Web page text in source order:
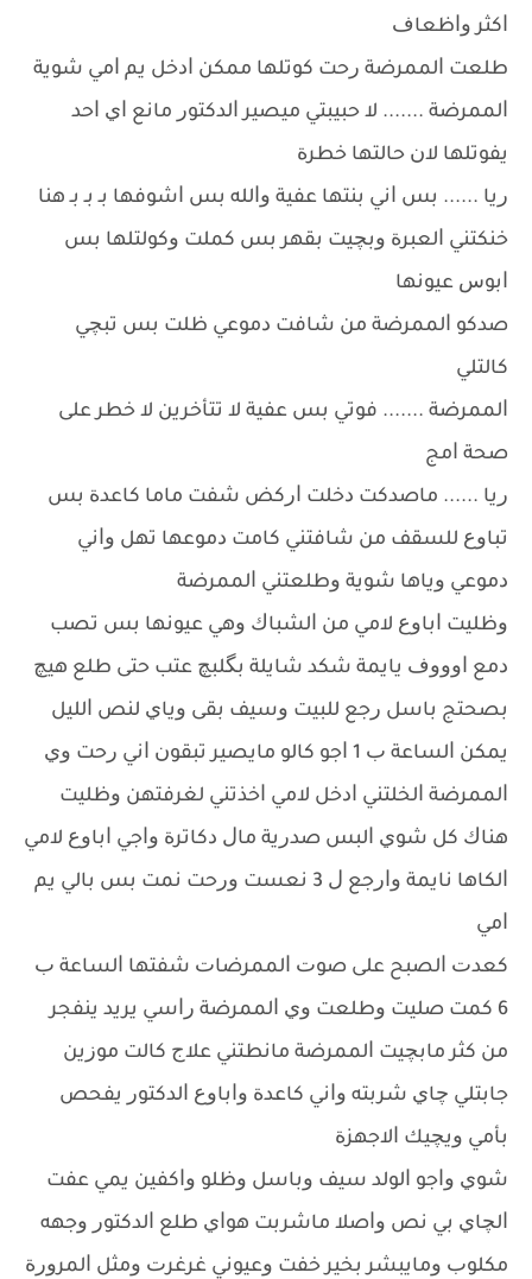
ﺍﻛﺜﺮ ﻭﺍﻇﻌﺎﻑ
ﻃﻠﻌﺖ ﺍﻟﻤﻤﺮﺿﺔ ﺭﺣﺖ ﻛﻮﺗﻠﻬﺎ ﻣﻤﻜﻦ ﺍﺩﺧﻞ ﻳﻢ ﺍﻣﻲ ﺷﻮﻳﺔ
ﺍﻟﻤﻤﺮﺿﺔ ....... ﻻ ﺣﺒﻴﺒﺘﻲ ﻣﻴﺼﻴﺮ ﺍﻟﺪﻛﺘﻮﺭ ﻣﺎﻧﻊ ﺍﻱ ﺍﺣﺪ
ﻳﻔﻮﺗﻠﻬﺎ ﻻﻥ ﺣﺎﻟﺘﻬﺎ ﺧﻄﺮﺓ
ﺭﻳﺎ ...... ﺑﺲ ﺍﻧﻲ ﺑﻨﺘﻬﺎ ﻋﻔﻴﺔ ﻭﺍﻟﻠﻪ ﺑﺲ ﺍﺷﻮﻓﻬﺎ ﺑـ ﺑـ ﺑـ ﻫﻨﺎ
ﺧﻨﻜﺘﻨﻲ ﺍﻟﻌﺒﺮﺓ ﻭﺑﭽﻴﺖ ﺑﻘﻬﺮ ﺑﺲ ﻛﻤﻠﺖ ﻭﻛﻮﻟﺘﻠﻬﺎ ﺑﺲ
ﺍﺑﻮﺱ ﻋﻴﻮﻧﻬﺎ
ﺻﺪﻛﻮ ﺍﻟﻤﻤﺮﺿﺔ ﻣﻦ ﺷﺎﻓﺖ ﺩﻣﻮﻋﻲ ﻇﻠﺖ ﺑﺲ ﺗﺒﭽﻲ
ﻛﺎﻟﺘﻠﻲ
ﺍﻟﻤﻤﺮﺿﺔ ....... ﻓﻮﺗﻲ ﺑﺲ ﻋﻔﻴﺔ ﻻ ﺗﺘﺄﺧﺮﻳﻦ ﻻ ﺧﻄﺮ ﻋﻠﻰ
ﺻﺤﺔ ﺍﻣﺞ
ﺭﻳﺎ ...... ﻣﺎﺻﺪﻛﺖ ﺩﺧﻠﺖ ﺍﺭﻛﺾ ﺷﻔﺖ ﻣﺎﻣﺎ ﻛﺎﻋﺪﺓ ﺑﺲ
ﺗﺒﺎﻭﻉ ﻟﻠﺴﻘﻒ ﻣﻦ ﺷﺎﻓﺘﻨﻲ ﻛﺎﻣﺖ ﺩﻣﻮﻋﻬﺎ ﺗﻬﻞ ﻭﺍﻧﻲ
ﺩﻣﻮﻋﻲ ﻭﻳﺎﻫﺎ ﺷﻮﻳﺔ ﻭﻃﻠﻌﺘﻨﻲ ﺍﻟﻤﻤﺮﺿﺔ
ﻭﻇﻠﻴﺖ ﺍﺑﺎﻭﻉ ﻻﻣﻲ ﻣﻦ ﺍﻟﺸﺒﺎﻙ ﻭﻫﻲ ﻋﻴﻮﻧﻬﺎ ﺑﺲ ﺗﺼﺐ
ﺩﻣﻊ ﺍﻭﻭﻭﻑ ﻳﺎﻳﻤﺔ ﺷﻜﺪ ﺷﺎﻳﻠﺔ ﺑﮕﻠﺒﭻ ﻋﺘﺐ ﺣﺘﻰ ﻃﻠﻊ ﻫﻴﭻ
ﺑﺼﺤﺘﺞ ﺑﺎﺳﻞ ﺭﺟﻊ ﻟﻠﺒﻴﺖ ﻭﺳﻴﻒ ﺑﻘﻰ ﻭﻳﺎﻱ ﻟﻨﺺ ﺍﻟﻠﻴﻞ
ﻳﻤﻜﻦ ﺍﻟﺴﺎﻋﺔ ﺏ 1 ﺍﺟﻮ ﻛﺎﻟﻮ ﻣﺎﻳﺼﻴﺮ ﺗﺒﻘﻮﻥ ﺍﻧﻲ ﺭﺣﺖ ﻭﻱ
ﺍﻟﻤﻤﺮﺿﺔ ﺍﻟﺨﻠﺘﻨﻲ ﺍﺩﺧﻞ ﻻﻣﻲ ﺍﺧﺬﺗﻨﻲ ﻟﻐﺮﻓﺘﻬﻦ ﻭﻇﻠﻴﺖ
ﻫﻨﺎﻙ ﻛﻞ ﺷﻮﻱ ﺍﻟﺒﺲ ﺻﺪﺭﻳﺔ ﻣﺎﻝ ﺩﻛﺎﺗﺮﺓ ﻭﺍﺟﻲ ﺍﺑﺎﻭﻉ ﻻﻣﻲ
ﺍﻟﻜﺎﻫﺎ ﻧﺎﻳﻤﺔ ﻭﺍﺭﺟﻊ ﻝ 3 ﻧﻌﺴﺖ ﻭﺭﺣﺖ ﻧﻤﺖ ﺑﺲ ﺑﺎﻟﻲ ﻳﻢ
ﺍﻣﻲ
ﻛﻌﺪﺕ ﺍﻟﺼﺒﺢ ﻋﻠﻰ ﺻﻮﺕ ﺍﻟﻤﻤﺮﺿﺎﺕ ﺷﻔﺘﻬﺎ ﺍﻟﺴﺎﻋﺔ ﺏ
6 ﻛﻤﺖ ﺻﻠﻴﺖ ﻭﻃﻠﻌﺖ ﻭﻱ ﺍﻟﻤﻤﺮﺿﺔ ﺭﺍﺳﻲ ﻳﺮﻳﺪ ﻳﻨﻔﺠﺮ
ﻣﻦ ﻛﺜﺮ ﻣﺎﺑﭽﻴﺖ ﺍﻟﻤﻤﺮﺿﺔ ﻣﺎﻧﻄﺘﻨﻲ ﻋﻼﺝ ﻛﺎﻟﺖ ﻣﻮﺯﻳﻦ
ﺟﺎﺑﺘﻠﻲ ﭼﺎﻱ ﺷﺮﺑﺘﻪ ﻭﺍﻧﻲ ﻛﺎﻋﺪﺓ ﻭﺍﺑﺎﻭﻉ ﺍﻟﺪﻛﺘﻮﺭ ﻳﻔﺤﺺ
ﺑﺄﻣﻲ ﻭﻳﭽﻴﻚ ﺍﻻﺟﻬﺰﺓ
ﺷﻮﻱ ﻭﺍﺟﻮ ﺍﻟﻮﻟﺪ ﺳﻴﻒ ﻭﺑﺎﺳﻞ ﻭﻇﻠﻮ ﻭﺍﻛﻔﻴﻦ ﻳﻤﻲ ﻋﻔﺖ
ﺍﻟﭽﺎﻱ ﺑﻲ ﻧﺺ ﻭﺍﺻﻼ ﻣﺎﺷﺮﺑﺖ ﻫﻮﺍﻱ ﻃﻠﻊ ﺍﻟﺪﻛﺘﻮﺭ ﻭﺟﻬﻪ
ﻣﻜﻠﻮﺏ ﻭﻣﺎﻳﺒﺸﺮ ﺑﺨﻴﺮ ﺧﻔﺖ ﻭﻋﻴﻮﻧﻲ ﻏﺮﻏﺮﺕ ﻭﻣﺜﻞ ﺍﻟﻤﺮﻭﺭﺓ